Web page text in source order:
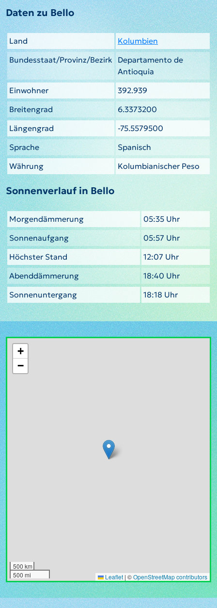
Daten zu Bello
Land
Kolumbien
Bundesstaat/Provinz/Bezirk
Departamento de
Antioquia
Einwohner
392.939
Breitengrad
6.3373200
Längengrad
-75.5579500
Sprache
Spanisch
Währung
Kolumbianischer Peso
Sonnenverlauf in Bello
Morgendämmerung
05:35 Uhr
Sonnenaufgang
05:57 Uhr
Höchster Stand
12:07 Uhr
Abenddämmerung
18:40 Uhr
Sonnenuntergang
18:18 Uhr
+
−
500 km
500 mi
Leaflet | ©OpenStreetMap contributors